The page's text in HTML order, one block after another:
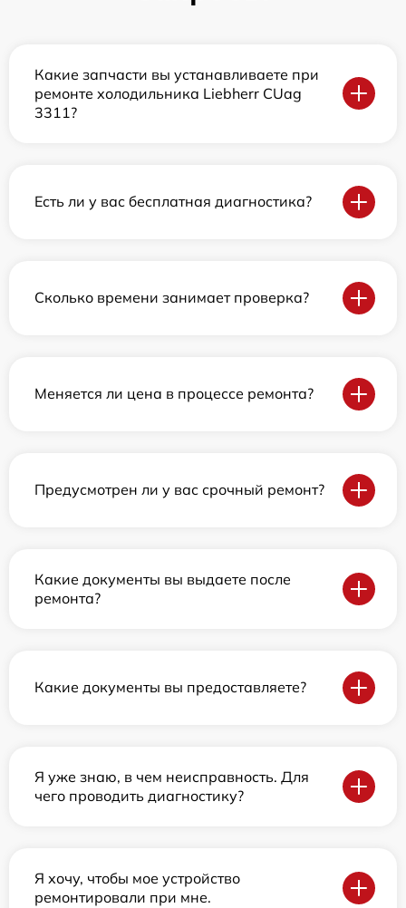
Какие запчасти вы устанавливаете при
ремонте холодильника Liebherr CUag
3311?
Есть ли у вас бесплатная диагностика?
Сколько времени занимает проверка?
Меняется ли цена в процессе ремонта?
Предусмотрен ли у вас срочный ремонт?
Какие документы вы выдаете после
ремонта?
Какие документы вы предоставляете?
Я уже знаю, в чем неисправность. Для
чего проводить диагностику?
Я хочу, чтобы мое устройство
ремонтировали при мне.